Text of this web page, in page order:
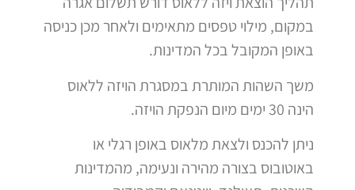
במקום, מילוי טפסים מתאימים ולאחר מכן כניסה
באופן המקובל בכל המדינות.
משך השהות המותרת במסגרת הויזה ללאוס
הינה 30 ימים מיום הנפקת הויזה.
ניתן להכנס ולצאת מלאוס באופן רגלי או
באוטובוס בצורה מהירה ונעימה, מהמדינות